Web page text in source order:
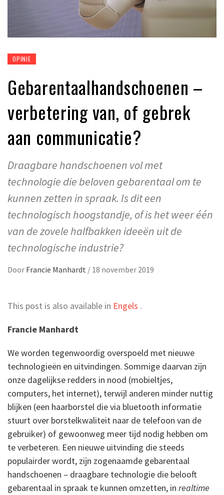
OPINIE
Gebarentaalhandschoenen –
verbetering van, of gebrek
aan communicatie?
Draagbare handschoenen vol met
technologie die beloven gebarentaal om te
kunnen zetten in spraak. Is dit een
technologisch hoogstandje, of is het weer één
van de zovele halfbakken ideeën uit de
technologische industrie?
Door Francie Manhardt / 18 november 2019
This post is also available in Engels .
Francie Manhardt
We worden tegenwoordig overspoeld met nieuwe
technologieën en uitvindingen. Sommige daarvan zijn
onze dagelijkse redders in nood (mobieltjes,
computers, het internet), terwijl anderen minder nuttig
blijken (een haarborstel die via bluetooth informatie
stuurt over borstelkwaliteit naar de telefoon van de
gebruiker) of gewoonweg meer tijd nodig hebben om
te verbeteren. Een nieuwe uitvinding die steeds
populairder wordt, zijn zogenaamde gebarentaal
handschoenen – draagbare technologie die belooft
gebarentaal in spraak te kunnen omzetten, in realtime